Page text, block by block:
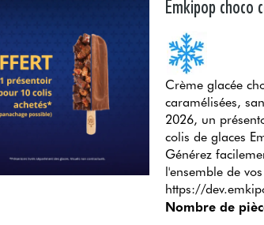
Emkipop choco
Crème glacée
caramélisées,
2026, un
colis de glaces
Générez
l'ensemble de
https://
Nombre de